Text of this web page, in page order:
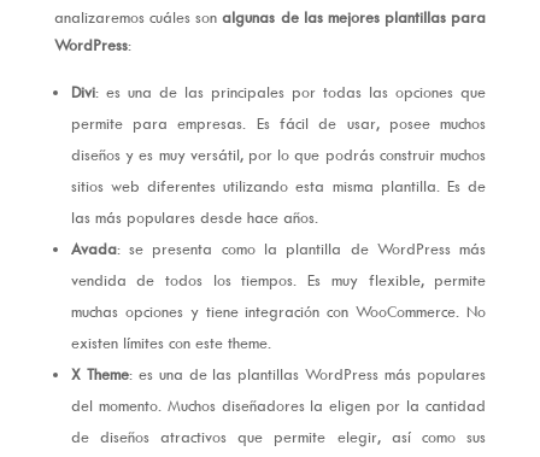
analizaremos cuáles son algunas de las mejores plantillas para
WordPress:
Divi: es una de las principales por todas las opciones que
permite para empresas. Es fácil de usar, posee muchos
diseños y es muy versátil, por lo que podrás construir muchos
sitios web diferentes utilizando esta misma plantilla. Es de
las más populares desde hace años.
Avada: se presenta como la plantilla de WordPress más
vendida de todos los tiempos. Es muy flexible, permite
muchas opciones y tiene integración con WooCommerce. No
existen límites con este theme.
X Theme: es una de las plantillas WordPress más populares
del momento. Muchos diseñadores la eligen por la cantidad
de diseños atractivos que permite elegir, así como sus